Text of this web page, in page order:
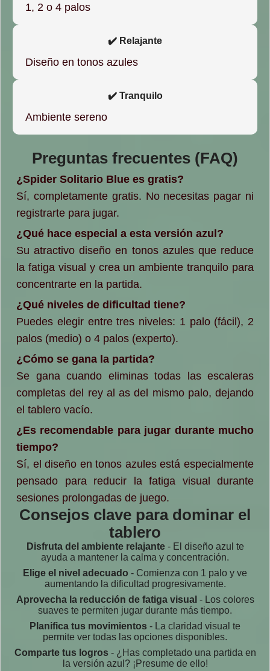
1, 2 o 4 palos
✔️ Relajante
Diseño en tonos azules
✔️ Tranquilo
Ambiente sereno
Preguntas frecuentes (FAQ)
¿Spider Solitario Blue es gratis?
Sí, completamente gratis. No necesitas pagar ni
registrarte para jugar.
¿Qué hace especial a esta versión azul?
Su atractivo diseño en tonos azules que reduce
la fatiga visual y crea un ambiente tranquilo para
concentrarte en la partida.
¿Qué niveles de dificultad tiene?
Puedes elegir entre tres niveles: 1 palo (fácil), 2
palos (medio) o 4 palos (experto).
¿Cómo se gana la partida?
Se gana cuando eliminas todas las escaleras
completas del rey al as del mismo palo, dejando
el tablero vacío.
¿Es recomendable para jugar durante mucho
tiempo?
Sí, el diseño en tonos azules está especialmente
pensado para reducir la fatiga visual durante
sesiones prolongadas de juego.
Consejos clave para dominar el
tablero
Disfruta del ambiente relajante- El diseño azul te
ayuda a mantener la calma y concentración.
Elige el nivel adecuado - Comienza con 1 palo y ve
aumentando la dificultad progresivamente.
Aprovecha la reducción de fatiga visual - Los colores
suaves te permiten jugar durante más tiempo.
Planifica tus movimientos - La claridad visual te
permite ver todas las opciones disponibles.
Comparte tus logros- ¿Has completado una partida en
la versión azul? ¡Presume de ello!